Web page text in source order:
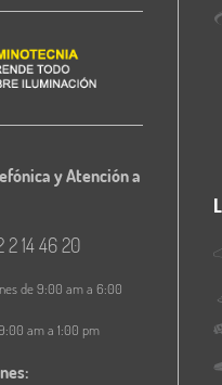
y Atención a
2 14 46 20
de 9:00 am a 6:00
am a 1:00 pm